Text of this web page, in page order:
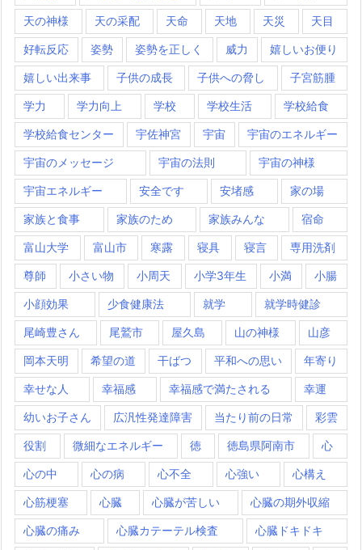
天の神様 天の采配 天命 天地 天災 天目
好転反応 姿勢 姿勢を正しく 威力 嬉しいお便り
嬉しい出来事 子供の成長 子供への脅し 子宮筋腫
学力 学力向上 学校 学校生活 学校給食
学校給食センター 宇佐神宮 宇宙 宇宙のエネルギー
宇宙のメッセージ 宇宙の法則 宇宙の神様
宇宙エネルギー 安全です 安堵感 家の場
家族と食事 家族のため 家族みんな 宿命
富山大学 富山市 寒露 寝具 寝言 専用洗剤
尊師 小さい物 小周天 小学3年生 小満 小腸
小顔効果 少食健康法 就学 就学時健診
尾崎豊さん 尾鷲市 屋久島 山の神様 山彦
岡本天明 希望の道 干ばつ 平和への思い 年寄り
幸せな人 幸福感 幸福感で満たされる 幸運
幼いお子さん 広汎性発達障害 当たり前の日常 彩雲
役割 微細なエネルギー 徳 徳島県阿南市 心
心の中 心の病 心不全 心強い 心構え
心筋梗塞 心臓 心臓が苦しい 心臓の期外収縮
心臓の痛み 心臓カテーテル検査 心臓ドキドキ